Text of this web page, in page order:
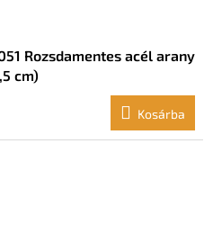
Rozsdamentes acél arany
cm)
Kosárba